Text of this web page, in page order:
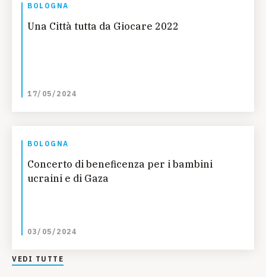
BOLOGNA
Una Città tutta da Giocare 2022
17/05/2024
BOLOGNA
Concerto di beneficenza per i bambini
ucraini e di Gaza
03/05/2024
VEDI TUTTE